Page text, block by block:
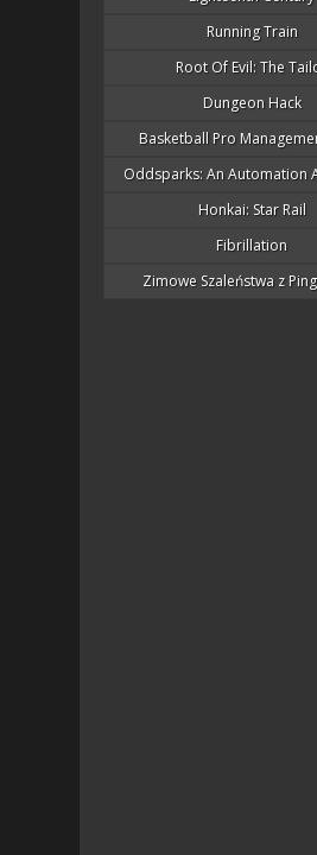
Running Train
Root Of Evil: The
Dungeon Hack
Basketball Pro
Oddsparks: An Automation
Honkai: Star Rail
Fibrillation
Zimowe Szaleństwa z